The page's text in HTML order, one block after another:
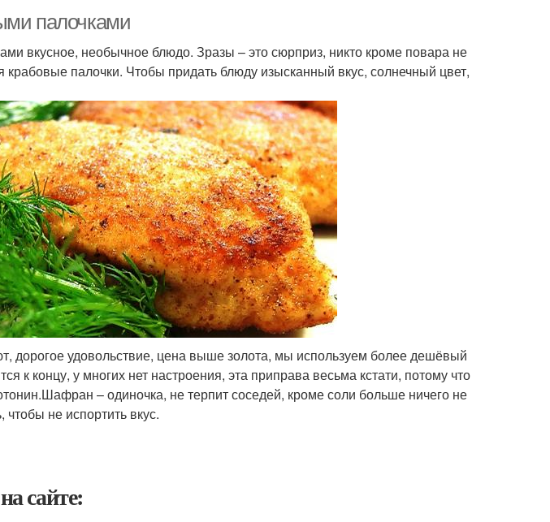
палочками
вкусное, необычное блюдо. Зразы – это сюрприз, никто кроме повара не
крабовые палочки. Чтобы придать блюду изысканный вкус, солнечный цвет,
дорогое удовольствие, цена выше золота, мы используем более дешёвый
к концу, у многих нет настроения, эта приправа весьма кстати, потому что
– одиночка, не терпит соседей, кроме соли больше ничего не
не испортить вкус.
сайте: